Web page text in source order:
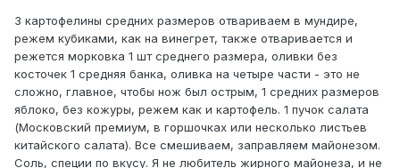
3 картофелины средних размеров отвариваем в мундире,
режем кубиками, как на винегрет, также отваривается и
режется морковка 1 шт среднего размера, оливки без
косточек 1 средняя банка, оливка на четыре части - это не
сложно, главное, чтобы нож был острым, 1 средних размеров
яблоко, без кожуры, режем как и картофель. 1 пучок салата
(Московский премиум, в горшочках или несколько листьев
китайского салата). Все смешиваем, заправляем майонезом.
Соль, специи по вкусу. Я не любитель жирного майонеза, и не